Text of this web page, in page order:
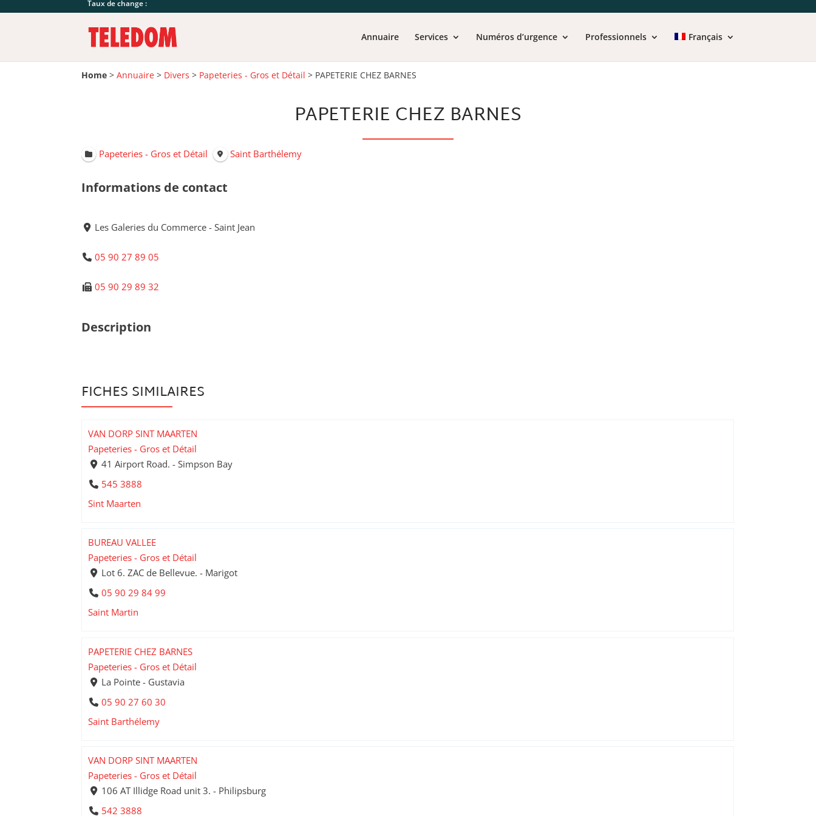
Taux de change :
Annuaire Services Numéros d’urgence Professionnels Français
Home >Annuaire > Divers > Papeteries - Gros et Détail > PAPETERIE CHEZ BARNES
PAPETERIE CHEZ BARNES
Papeteries - Gros et Détail Saint Barthélemy
Informations de contact
Les Galeries du Commerce - Saint Jean
05 90 27 89 05
05 90 29 89 32
Description
FICHES SIMILAIRES
VAN DORP SINT MAARTEN
Papeteries - Gros et Détail
41 Airport Road. - Simpson Bay
545 3888
Sint Maarten
BUREAU VALLEE
Papeteries - Gros et Détail
Lot 6. ZAC de Bellevue. - Marigot
05 90 29 84 99
Saint Martin
PAPETERIE CHEZ BARNES
Papeteries - Gros et Détail
La Pointe - Gustavia
05 90 27 60 30
Saint Barthélemy
VAN DORP SINT MAARTEN
Papeteries - Gros et Détail
106 AT Illidge Road unit 3. - Philipsburg
542 3888